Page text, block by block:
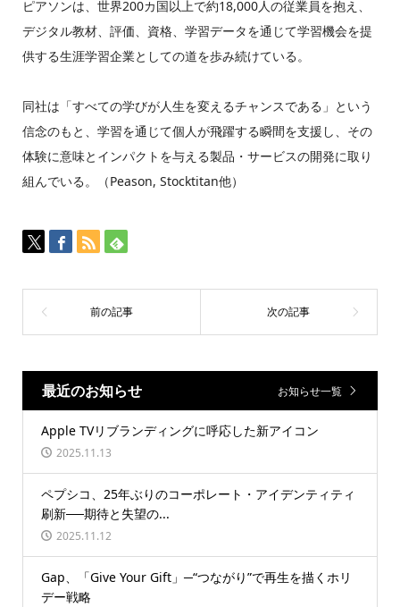
ピアソンは、世界200カ国以上で約18,000人の従業員を抱え、
デジタル教材、評価、資格、学習データを通じて学習機会を提
供する生涯学習企業としての道を歩み続けている。
同社は「すべての学びが人生を変えるチャンスである」という
信念のもと、学習を通じて個人が飛躍する瞬間を支援し、その
体験に意味とインパクトを与える製品・サービスの開発に取り
組んでいる。（Peason, Stocktitan他）
最近のお知らせ お知らせ一覧
Apple TVリブランディングに呼応した新アイコン
2025.11.13
ペプシコ、25年ぶりのコーポレート・アイデンティティ
刷新──期待と失望の...
2025.11.12
Gap、「Give Your Gift」─“つながり”で再生を描くホリ
デー戦略